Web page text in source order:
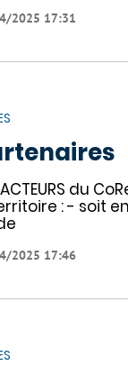
2025 17:31
du
: - soit
2025 17:46